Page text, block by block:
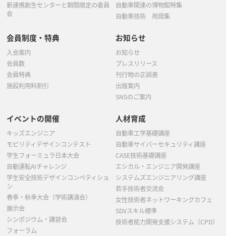
新連携創生センターと期間限定の委員
会
自動車関連の博物館特集
自動車技術 用語集
会員制度・特典
入会案内
会員数
会員特典
施設利用料割引
お知らせ
お知らせ
プレスリリース
刊行物の正誤表
出版案内
SNSのご案内
イベントの開催
キッズエンジニア
モビリティデザインコンテスト
学生フォーミュラ日本大会
自動運転AIチャレンジ
学生安全技術デザインコンペティショ
ン
春季・秋季大会（学術講演会）
展示会
シンポジウム・講習会
フォーラム
人材育成
自動車工学基礎講座
自動車サイバーセキュリティ講座
CASE技術基礎講座
エシカル・エンジニア開発講座
システムズエンジニアリング講座
若手技術者交流会
女性技術者ネットワーキングカフェ
SDVスキル標準
技術者能力開発支援システム（CPD）